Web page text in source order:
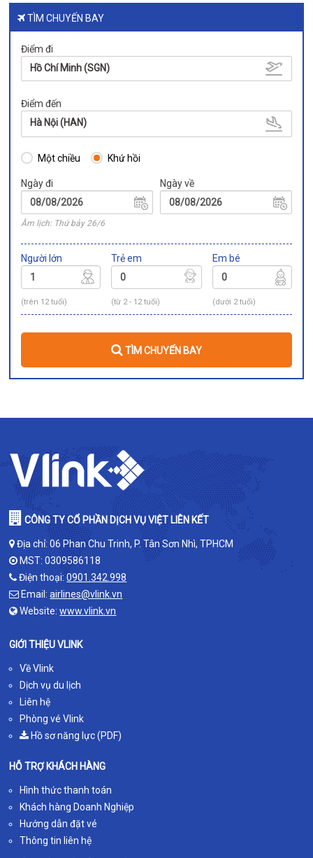
TÌM CHUYẾN BAY
Điểm đi
Hồ Chí Minh (SGN)
Điểm đến
Hà Nội (HAN)
Một chiều Khứ hồi
Ngày đi
Âm lịch: Thứ bảy 26/6
Ngày về
Người lớn
(trên 12 tuổi)
Trẻ em
(từ 2 - 12 tuổi)
Em bé
(dưới 2 tuổi)
TÌM CHUYẾN BAY
CÔNG TY CỔ PHẦN DỊCH VỤ VIỆT LIÊN KẾT
Địa chỉ: 06 Phan Chu Trinh, P. Tân Sơn Nhì, TPHCM
MST: 0309586118
Điện thoại:0901.342.998
Email:airlines@vlink.vn
Website:www.vlink.vn
GIỚI THIỆU VLINK
Về Vlink
Dịch vụ du lịch
Liên hệ
Phòng vé Vlink
Hồ sơ năng lực (PDF)
HỖ TRỢ KHÁCH HÀNG
Hình thức thanh toán
Khách hàng Doanh Nghiệp
Hướng dẫn đặt vé
Thông tin liên hệ